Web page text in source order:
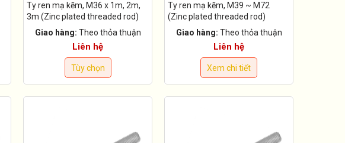
Ty ren mạ kẽm, M36 x 1m, 2m,
3m (Zinc plated threaded rod)
Giao hàng: Theo thỏa thuận
Liên hệ
Tùy chọn
Ty ren mạ kẽm, M39 ~ M72
(Zinc plated threaded rod)
Giao hàng: Theo thỏa thuận
Liên hệ
Xem chi tiết